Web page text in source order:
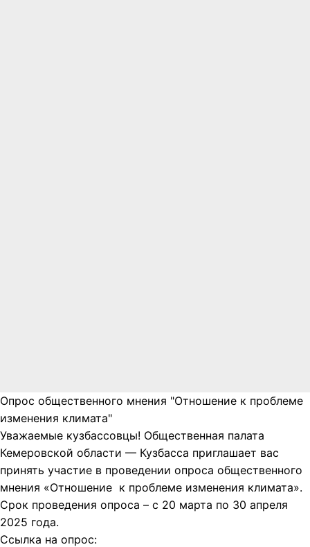
Опрос общественного мнения "Отношение к проблеме
изменения климата"
Уважаемые кузбассовцы! Общественная палата
Кемеровской области — Кузбасса приглашает вас
принять участие в проведении опроса общественного
мнения «Отношение к проблеме изменения климата».
Срок проведения опроса – с 20 марта по 30 апреля
2025 года.
Ссылка на опрос: